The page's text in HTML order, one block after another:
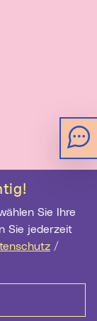
Sie jederzeit
/